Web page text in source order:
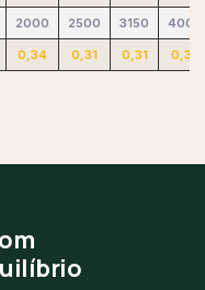
2000 2500 3150 4000
0,34 0,31 0,31 0,32